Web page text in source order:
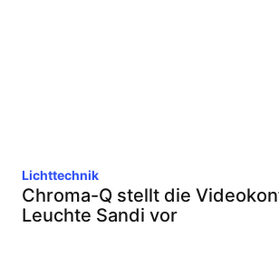
Lichttechnik
Chroma-Q stellt die
Leuchte Sandi vor